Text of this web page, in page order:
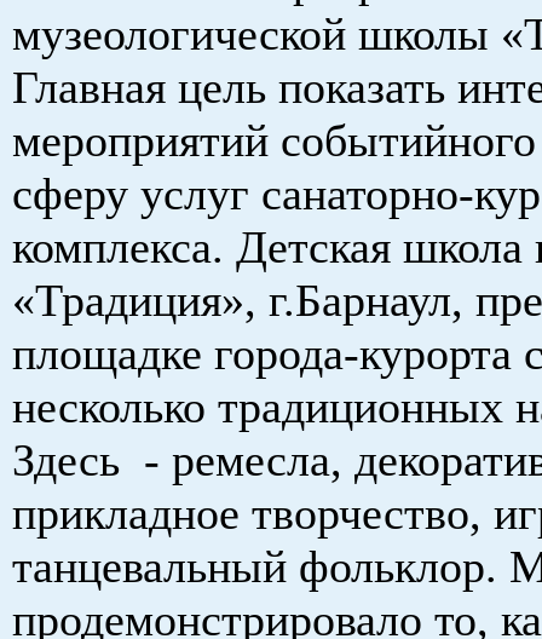
музеологической школы
Главная цель показать
мероприятий
сферу услуг санаторно-
комплекса. Детская школа
«Традиция», г.Барнаул,
площадке города-курорта
несколько традиционных
Здесь - ремесла,
прикладное творчество,
танцевальный фольклор.
продемонстрировало то,